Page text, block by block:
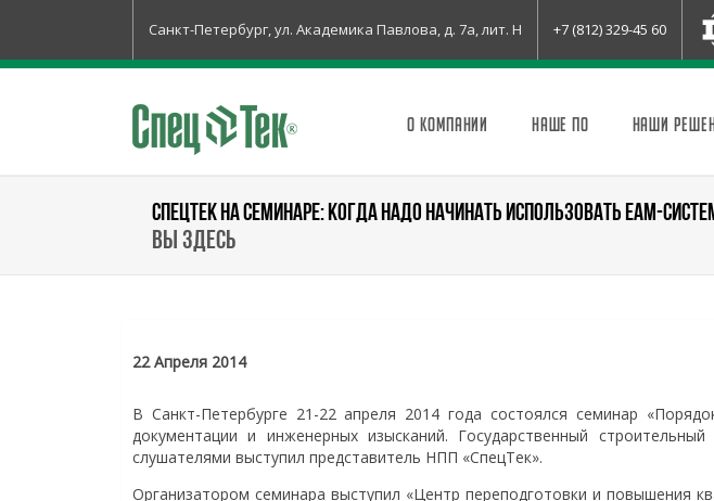
Санкт-Петербург, ул. Академика Павлова, д. 7а, лит. Н +7 (812) 329-45 60
О КОМПАНИИ НАШЕ ПО НАШИ
СПЕЦТЕК НА СЕМИНАРЕ: КОГДА НАДО НАЧИНАТЬ ИСПОЛЬЗОВАТЬ EAM-
Вы здесь
22 Апреля 2014
В Санкт-Петербурге 21-22 апреля 2014 года состоялся семинар
документации и инженерных изысканий. Государственный
слушателями выступил представитель НПП «СпецТек».
Организатором семинара выступил «Центр переподготовки и повышения